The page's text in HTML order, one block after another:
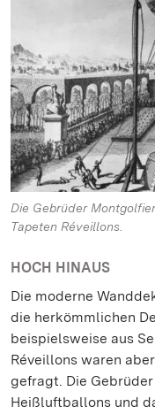
Die Gebrüder
Tapeten Réveillons.
HOCH HINAUS
Die moderne
die herkömmlichen
beispielsweise aus
Réveillons waren
gefragt. Die
Heißluftballons und